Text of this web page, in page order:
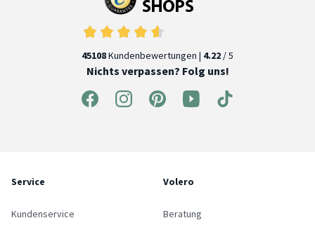
45108Kundenbewertungen | 4.22 / 5
Nichts verpassen? Folg uns!
Service
Kundenservice
Volero
Beratung